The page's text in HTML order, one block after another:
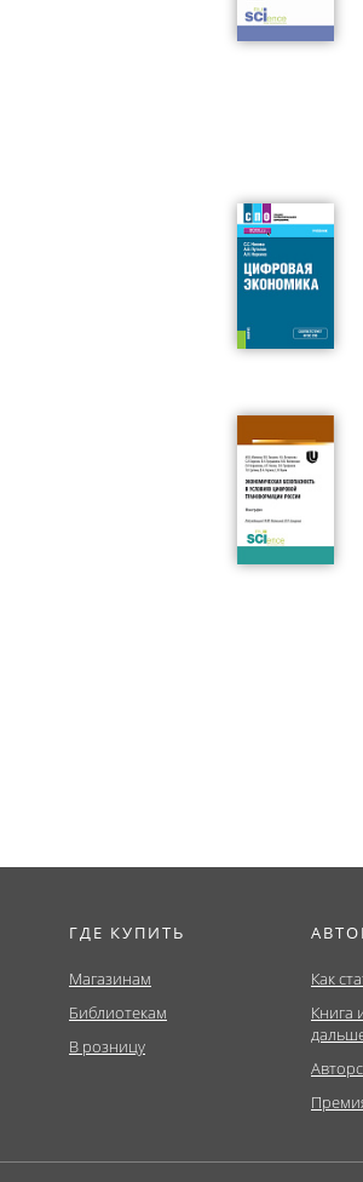
ГДЕ КУПИТЬ
Магазинам
Библиотекам
В розницу
Как
Книга